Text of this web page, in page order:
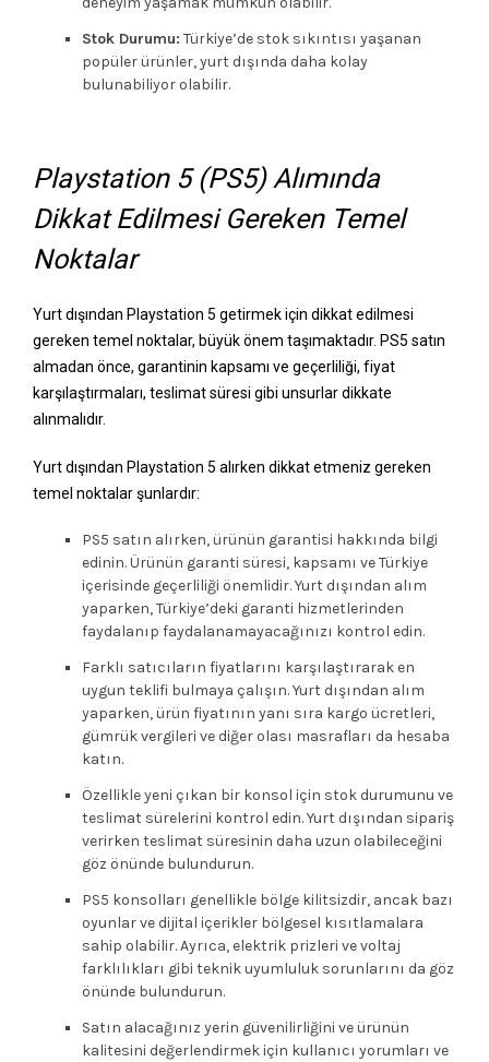
Stok Durumu: Türkiye’de stok sıkıntısı yaşanan
popüler ürünler, yurt dışında daha kolay
bulunabiliyor olabilir.
Playstation 5 (PS5) Alımında
Dikkat Edilmesi Gereken Temel
Noktalar
Yurt dışından Playstation 5 getirmek için dikkat edilmesi
gereken temel noktalar, büyük önem taşımaktadır. PS5 satın
almadan önce, garantinin kapsamı ve geçerliliği, fiyat
karşılaştırmaları, teslimat süresi gibi unsurlar dikkate
alınmalıdır.
Yurt dışından Playstation 5 alırken dikkat etmeniz gereken
temel noktalar şunlardır:
PS5 satın alırken, ürünün garantisi hakkında bilgi
edinin. Ürünün garanti süresi, kapsamı ve Türkiye
içerisinde geçerliliği önemlidir. Yurt dışından alım
yaparken, Türkiye’deki garanti hizmetlerinden
faydalanıp faydalanamayacağınızı kontrol edin.
Farklı satıcıların fiyatlarını karşılaştırarak en
uygun teklifi bulmaya çalışın. Yurt dışından alım
yaparken, ürün fiyatının yanı sıra kargo ücretleri,
gümrük vergileri ve diğer olası masrafları da hesaba
katın.
Özellikle yeni çıkan bir konsol için stok durumunu ve
teslimat sürelerini kontrol edin. Yurt dışından sipariş
verirken teslimat süresinin daha uzun olabileceğini
göz önünde bulundurun.
PS5 konsolları genellikle bölge kilitsizdir, ancak bazı
oyunlar ve dijital içerikler bölgesel kısıtlamalara
sahip olabilir. Ayrıca, elektrik prizleri ve voltaj
farklılıkları gibi teknik uyumluluk sorunlarını da göz
önünde bulundurun.
Satın alacağınız yerin güvenilirliğini ve ürünün
kalitesini değerlendirmek için kullanıcı yorumları ve